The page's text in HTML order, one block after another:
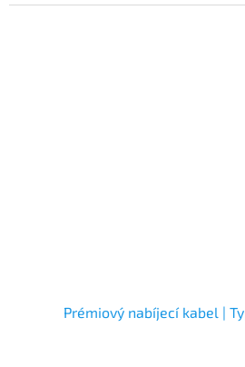
Prémiový nabíjecí kabel |